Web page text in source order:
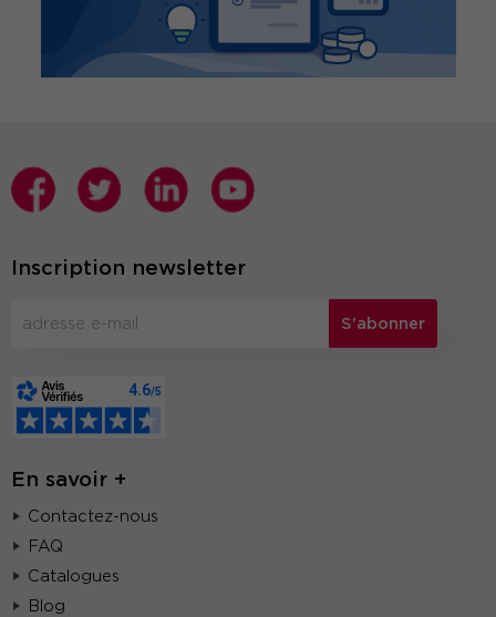
Inscription newsletter
S'abonner
En savoir +
Contactez-nous
FAQ
Catalogues
Blog